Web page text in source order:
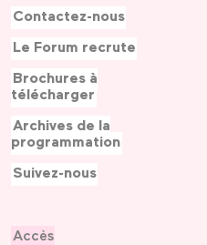
Accès
Contactez-nous
Le Forum recrute
Brochures à
télécharger
Archives de la
programmation
Suivez-nous